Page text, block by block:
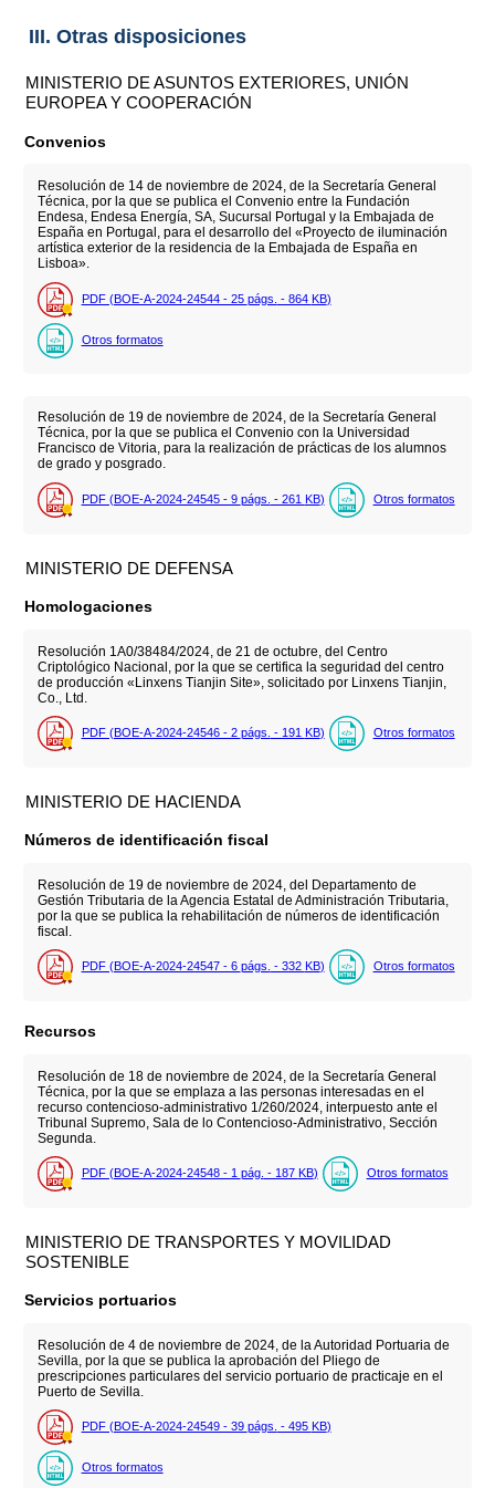
III. Otras disposiciones
MINISTERIO DE ASUNTOS EXTERIORES, UNIÓN
EUROPEA Y COOPERACIÓN
Convenios
Resolución de 14 de noviembre de 2024, de la Secretaría General
Técnica, por la que se publica el Convenio entre la Fundación
Endesa, Endesa Energía, SA, Sucursal Portugal y la Embajada de
España en Portugal, para el desarrollo del «Proyecto de iluminación
artística exterior de la residencia de la Embajada de España en
Lisboa».
PDF (BOE-A-2024-24544 - 25 págs. - 864 KB)
Otros formatos
Resolución de 19 de noviembre de 2024, de la Secretaría General
Técnica, por la que se publica el Convenio con la Universidad
Francisco de Vitoria, para la realización de prácticas de los alumnos
de grado y posgrado.
PDF (BOE-A-2024-24545 - 9 págs. - 261 KB) Otros formatos
MINISTERIO DE DEFENSA
Homologaciones
Resolución 1A0/38484/2024, de 21 de octubre, del Centro
Criptológico Nacional, por la que se certifica la seguridad del centro
de producción «Linxens Tianjin Site», solicitado por Linxens Tianjin,
Co., Ltd.
PDF (BOE-A-2024-24546 - 2 págs. - 191 KB) Otros formatos
MINISTERIO DE HACIENDA
Números de identificación fiscal
Resolución de 19 de noviembre de 2024, del Departamento de
Gestión Tributaria de la Agencia Estatal de Administración Tributaria,
por la que se publica la rehabilitación de números de identificación
fiscal.
PDF (BOE-A-2024-24547 - 6 págs. - 332 KB) Otros formatos
Recursos
Resolución de 18 de noviembre de 2024, de la Secretaría General
Técnica, por la que se emplaza a las personas interesadas en el
recurso contencioso-administrativo 1/260/2024, interpuesto ante el
Tribunal Supremo, Sala de lo Contencioso-Administrativo, Sección
Segunda.
PDF (BOE-A-2024-24548 - 1 pág. - 187 KB) Otros formatos
MINISTERIO DE TRANSPORTES Y MOVILIDAD
SOSTENIBLE
Servicios portuarios
Resolución de 4 de noviembre de 2024, de la Autoridad Portuaria de
Sevilla, por la que se publica la aprobación del Pliego de
prescripciones particulares del servicio portuario de practicaje en el
Puerto de Sevilla.
PDF (BOE-A-2024-24549 - 39 págs. - 495 KB)
Otros formatos